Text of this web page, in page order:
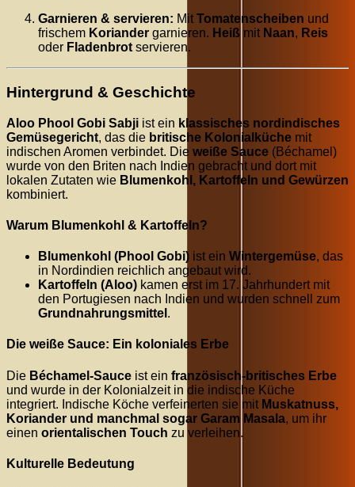
Garnieren & servieren: Mit Tomatenscheiben und
frischem Koriander garnieren. Heiß mit Naan, Reis
oder Fladenbrot servieren.
Hintergrund & Geschichte
Aloo Phool Gobi Sabji ist ein klassisches nordindisches
Gemüsegericht, das die britische Kolonialküche mit
indischen Aromen verbindet. Die weiße Sauce (Béchamel)
wurde von den Briten nach Indien gebracht und dort mit
lokalen Zutaten wie Blumenkohl, Kartoffeln und Gewürzen
kombiniert.
Warum Blumenkohl & Kartoffeln?
Blumenkohl (Phool Gobi) ist ein Wintergemüse, das
in Nordindien reichlich angebaut wird.
Kartoffeln (Aloo) kamen erst im 17. Jahrhundert mit
den Portugiesen nach Indien und wurden schnell zum
Grundnahrungsmittel .
Die weiße Sauce: Ein koloniales Erbe
Die Béchamel-Sauce ist ein französisch-britisches Erbe
und wurde in der Kolonialzeit in die indische Küche
integriert. Indische Köche verfeinerten sie mit Muskatnuss,
Koriander und manchmal sogar Garam Masala, um ihr
einen orientalischen Touch zu verleihen.
Kulturelle Bedeutung